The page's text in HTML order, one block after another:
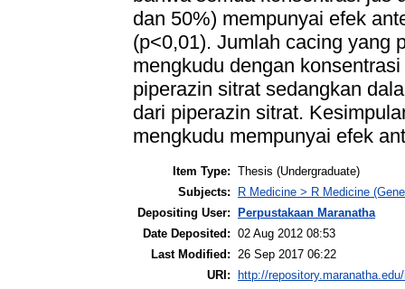
dan 50%) mempunyai efek
(p<0,01). Jumlah cacing yang
mengkudu dengan
piperazin sitrat sedangkan
dari piperazin sitrat.
mengkudu mempunyai efek
Item Type: Thesis (Undergraduate)
Subjects:
R Medicine > R Medicine
Depositing User:
Perpustakaan Maranatha
Date Deposited: 02 Aug 2012 08:53
Last Modified:
26 Sep 2017 06:22
URI:
http://